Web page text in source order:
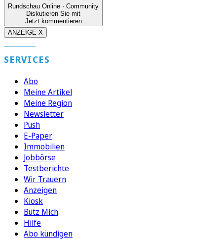
Rundschau Online · Community
Diskutieren Sie mit
Jetzt kommentieren
ANZEIGE X
SERVICES
Abo
Meine Artikel
Meine Region
Newsletter
Push
E-Paper
Immobilien
Jobbörse
Testberichte
Wir Trauern
Anzeigen
Kiosk
Bütz Mich
Hilfe
Abo kündigen